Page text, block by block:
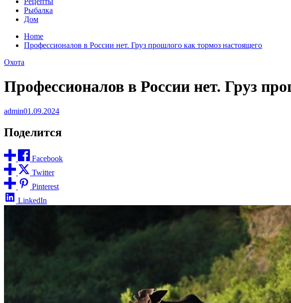
Рыбалка
Дом
Home
Профессионалов в России нет. Груз прошлого как тормоз настоящего
Охота
Профессионалов в России нет. Груз
admin01.09.2024
Поделится
Facebook
Twitter
Pinterest
LinkedIn